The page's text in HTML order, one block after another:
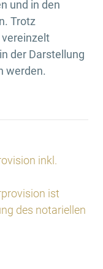
und in den
Trotz
der Darstellung
werden.
inkl.
ist
des notariellen